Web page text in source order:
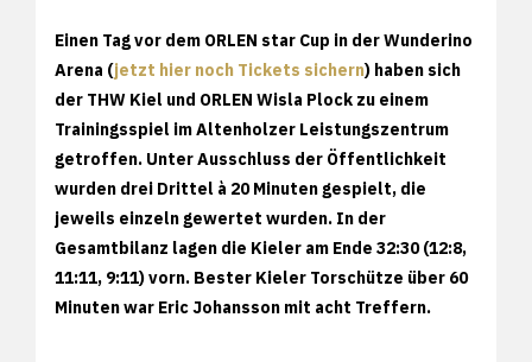
Einen Tag vor dem ORLEN star Cup in der Wunderino
Arena (jetzt hier noch Tickets sichern) haben sich
der THW Kiel und ORLEN Wisla Plock zu einem
Trainingsspiel im Altenholzer Leistungszentrum
getroffen. Unter Ausschluss der Öffentlichkeit
wurden drei Drittel à 20 Minuten gespielt, die
jeweils einzeln gewertet wurden. In der
Gesamtbilanz lagen die Kieler am Ende 32:30 (12:8,
11:11, 9:11) vorn. Bester Kieler Torschütze über 60
Minuten war Eric Johansson mit acht Treffern.